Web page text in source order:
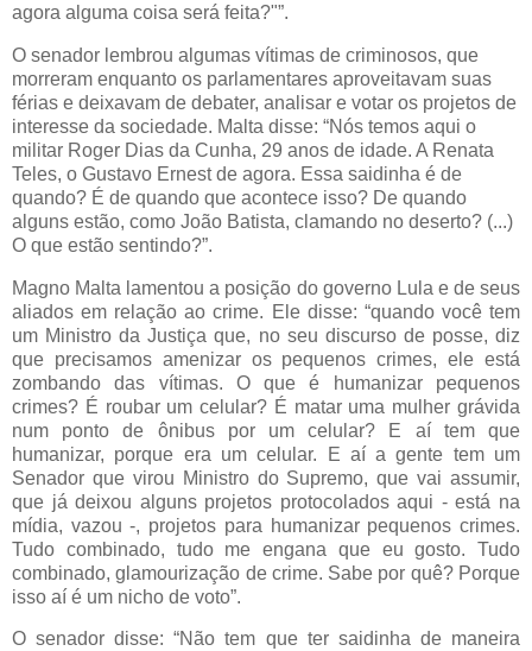
agora alguma coisa será feita?"”.
O senador lembrou algumas vítimas de criminosos, que
morreram enquanto os parlamentares aproveitavam suas
férias e deixavam de debater, analisar e votar os projetos de
interesse da sociedade. Malta disse: “Nós temos aqui o
militar Roger Dias da Cunha, 29 anos de idade. A Renata
Teles, o Gustavo Ernest de agora. Essa saidinha é de
quando? É de quando que acontece isso? De quando
alguns estão, como João Batista, clamando no deserto? (...)
O que estão sentindo?”.
Magno Malta lamentou a posição do governo Lula e de seus
aliados em relação ao crime. Ele disse: “quando você tem
um Ministro da Justiça que, no seu discurso de posse, diz
que precisamos amenizar os pequenos crimes, ele está
zombando das vítimas. O que é humanizar pequenos
crimes? É roubar um celular? É matar uma mulher grávida
num ponto de ônibus por um celular? E aí tem que
humanizar, porque era um celular. E aí a gente tem um
Senador que virou Ministro do Supremo, que vai assumir,
que já deixou alguns projetos protocolados aqui - está na
mídia, vazou -, projetos para humanizar pequenos crimes.
Tudo combinado, tudo me engana que eu gosto. Tudo
combinado, glamourização de crime. Sabe por quê? Porque
isso aí é um nicho de voto”.
O senador disse: “Não tem que ter saidinha de maneira